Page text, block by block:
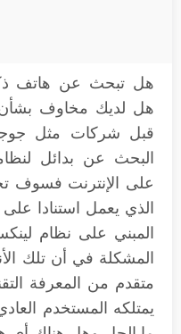
هل تبحث عن هاتف
هل لديك مخاوف بشأن
قبل شركات مثل
المبني على نظام
المشكلة في أن تلك
متقدم من المعرفة
يمتلكه المستخدم